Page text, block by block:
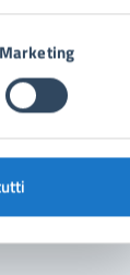
Marketing